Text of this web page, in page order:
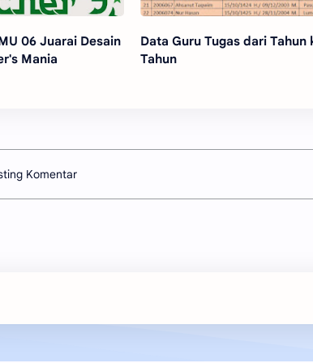
06 Juarai Desain
Mania
Data Guru Tugas dari Tahun
Tahun
Komentar